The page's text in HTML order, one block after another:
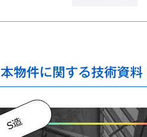
本物件に関する技術資料